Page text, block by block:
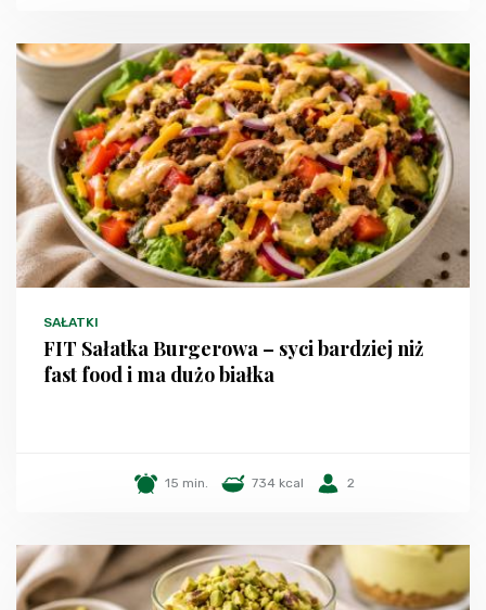
SAŁATKI
FIT Sałatka Burgerowa – syci bardziej niż
fast food i ma dużo białka
15 min. 734 kcal 2